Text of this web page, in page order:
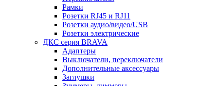
Рамки
Розетки RJ45 и RJ11
Розетки аудио/видео/USB
Розетки электрические
ДКС серия BRAVA
Адаптеры
Выключатели, переключатели
Дополнительные аксессуары
Заглушки